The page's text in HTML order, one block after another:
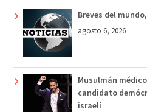
Breves del
agosto 6, 2026
Musulmán
candidato
israelí